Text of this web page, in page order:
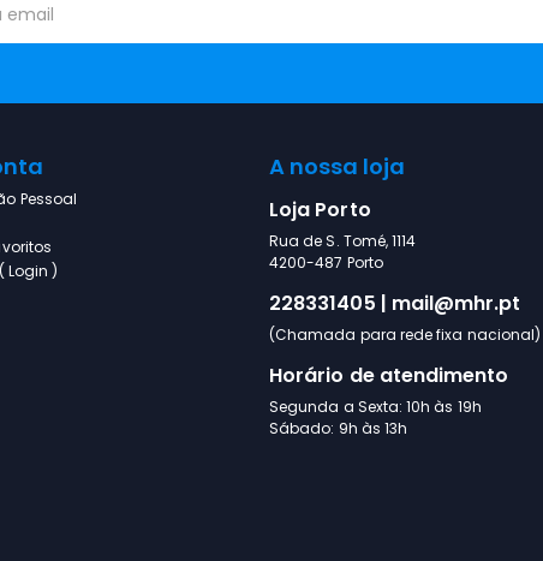
Pessoal
Login )
A nossa loja
Loja Porto
Rua de S. Tomé, 1114
4200-487 Porto
228331405 | mail@mhr.pt
(Chamada para rede fixa nacional)
Horário de atendimento
Segunda a Sexta: 10h às 19h
Sábado: 9h às 13h